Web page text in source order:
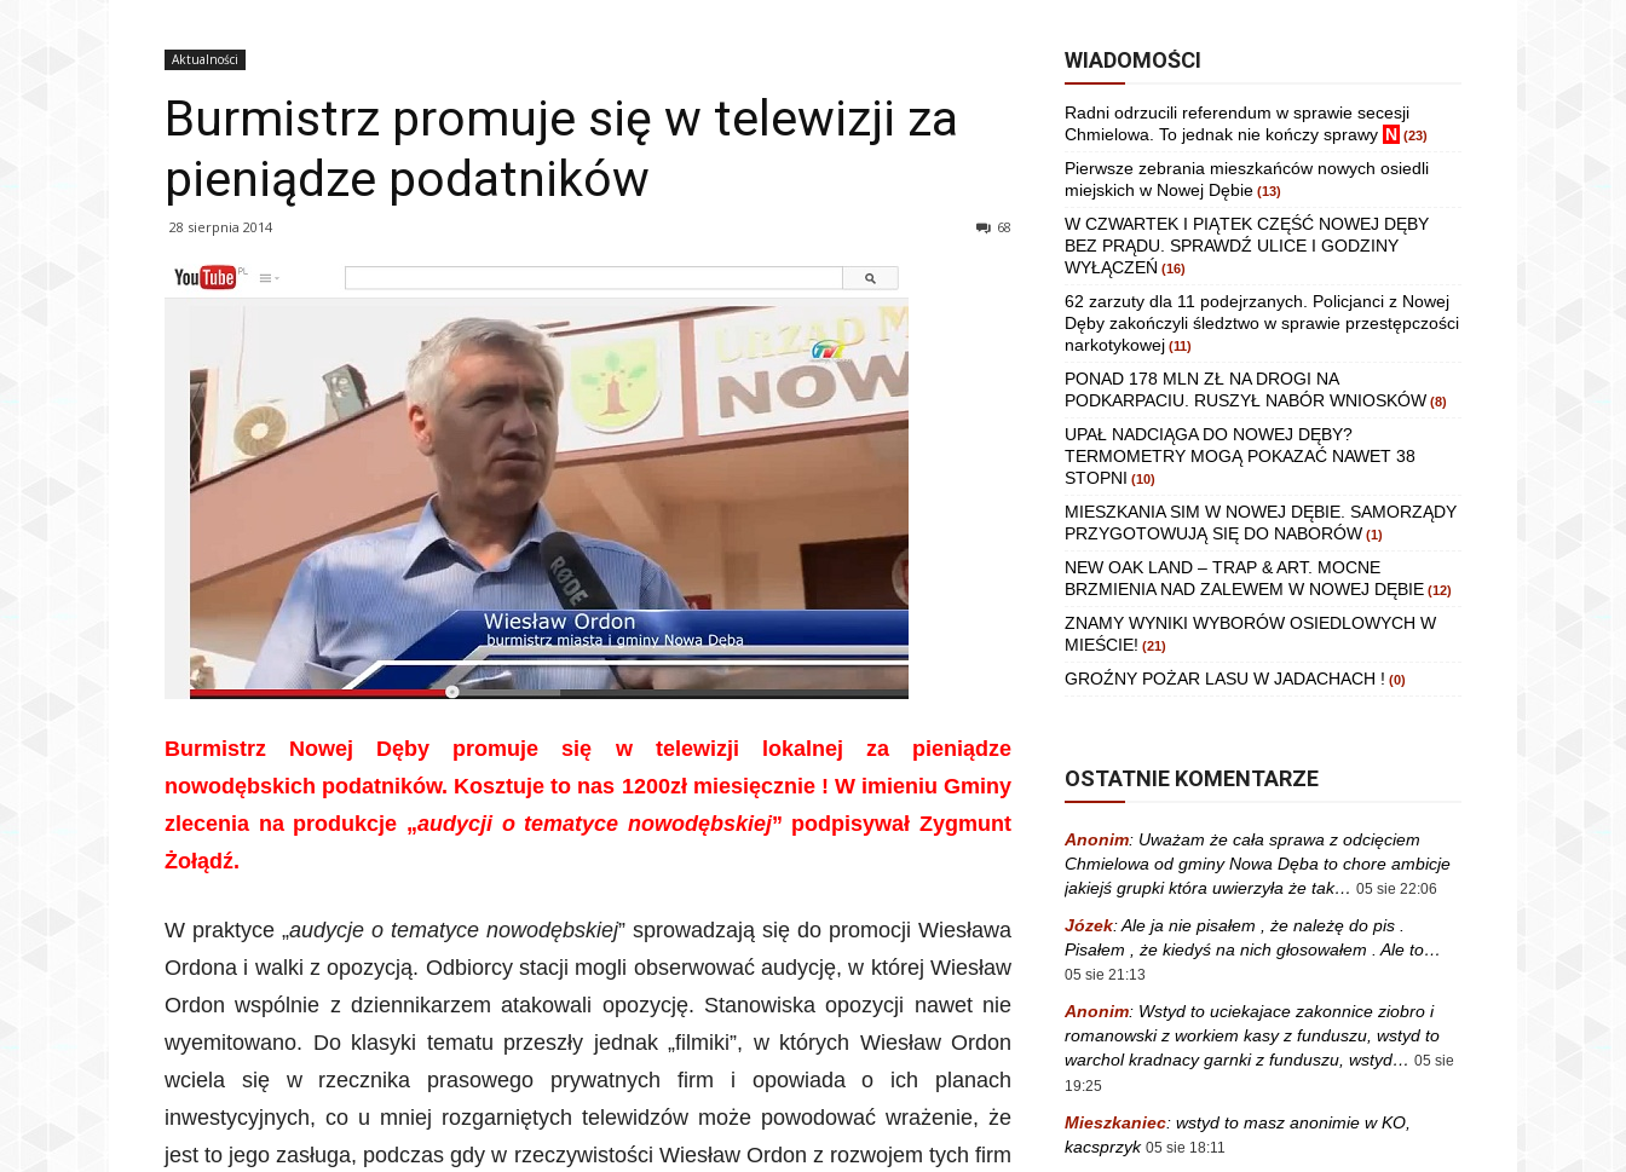
Aktualności
Burmistrz promuje się w telewizji za
pieniądze podatników
28 sierpnia 2014 68
Burmistrz Nowej Dęby promuje się w telewizji lokalnej za pieniądze
nowodębskich podatników. Kosztuje to nas 1200zł miesięcznie ! W imieniu Gminy
zlecenia na produkcje „audycji o tematyce nowodębskiej” podpisywał Zygmunt
Żołądź.
W praktyce „audycje o tematyce nowodębskiej” sprowadzają się do promocji Wiesława
Ordona i walki z opozycją. Odbiorcy stacji mogli obserwować audycję, w której Wiesław
Ordon wspólnie z dziennikarzem atakowali opozycję. Stanowiska opozycji nawet nie
wyemitowano. Do klasyki tematu przeszły jednak „filmiki”, w których Wiesław Ordon
wciela się w rzecznika prasowego prywatnych firm i opowiada o ich planach
inwestycyjnych, co u mniej rozgarniętych telewidzów może powodować wrażenie, że
jest to jego zasługa, podczas gdy w rzeczywistości Wiesław Ordon z rozwojem tych firm
WIADOMOŚCI
Radni odrzucili referendum w sprawie secesji
Chmielowa. To jednak nie kończy sprawy N (23)
Pierwsze zebrania mieszkańców nowych osiedli
miejskich w Nowej Dębie (13)
W CZWARTEK I PIĄTEK CZĘŚĆ NOWEJ DĘBY
BEZ PRĄDU. SPRAWDŹ ULICE I GODZINY
WYŁĄCZEŃ (16)
62 zarzuty dla 11 podejrzanych. Policjanci z Nowej
Dęby zakończyli śledztwo w sprawie przestępczości
narkotykowej (11)
PONAD 178 MLN ZŁ NA DROGI NA
PODKARPACIU. RUSZYŁ NABÓR WNIOSKÓW (8)
UPAŁ NADCIĄGA DO NOWEJ DĘBY?
TERMOMETRY MOGĄ POKAZAĆ NAWET 38
STOPNI (10)
MIESZKANIA SIM W NOWEJ DĘBIE. SAMORZĄDY
PRZYGOTOWUJĄ SIĘ DO NABORÓW (1)
NEW OAK LAND – TRAP & ART. MOCNE
BRZMIENIA NAD ZALEWEM W NOWEJ DĘBIE (12)
ZNAMY WYNIKI WYBORÓW OSIEDLOWYCH W
MIEŚCIE! (21)
GROŹNY POŻAR LASU W JADACHACH ! (0)
OSTATNIE KOMENTARZE
Anonim: Uważam że cała sprawa z odcięciem
Chmielowa od gminy Nowa Dęba to chore ambicje
jakiejś grupki która uwierzyła że tak… 05 sie 22:06
Józek:Ale ja nie pisałem , że należę do pis .
Pisałem , że kiedyś na nich głosowałem . Ale to…
05 sie 21:13
Anonim: Wstyd to uciekajace zakonnice ziobro i
romanowski z workiem kasy z funduszu, wstyd to
warchol kradnacy garnki z funduszu, wstyd… 05 sie
19:25
Mieszkaniec: wstyd to masz anonimie w KO,
kacsprzyk 05 sie 18:11